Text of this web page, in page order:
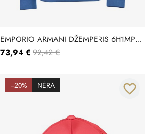
EMPORIO ARMANI DŽEMPERIS 6H1MP1-
1JDSZ
73,94 € 92,42 €
−20% NĖRA favorite_border